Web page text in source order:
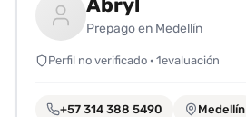
guardar
favoritas
para
fácilmente.
Prepago en Medellín
Perfil no verificado · 1evaluación
+57 314 388 5490 Medellín